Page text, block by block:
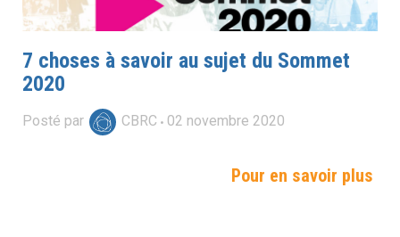
7 choses à savoir au sujet du Sommet
2020
Posté par CBRC 02 novembre 2020
Pour en savoir plus